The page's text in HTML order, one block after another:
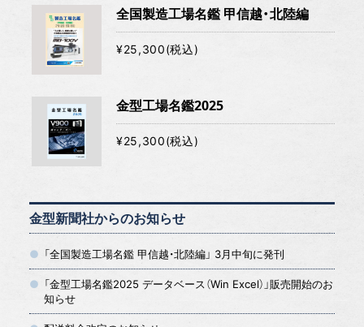
全国製造工場名鑑 甲信越・北陸編
¥25,300(税込)
金型工場名鑑2025
¥25,300(税込)
金型新聞社からのお知らせ
「全国製造工場名鑑 甲信越・北陸編」 3月中旬に発刊
「金型工場名鑑2025 データベース（Win Excel）」販売開始のお
知らせ